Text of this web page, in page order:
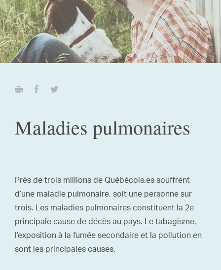
Maladies pulmonaires
Près de trois millions de Québécois.es souffrent
d’une maladie pulmonaire, soit une personne sur
trois. Les maladies pulmonaires constituent la 2e
principale cause de décès au pays. Le tabagisme,
l’exposition à la fumée secondaire et la pollution en
sont les principales causes.